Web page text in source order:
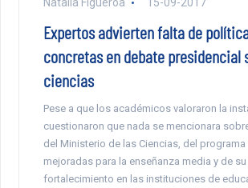
Expertos advierten falta de
concretas en debate presidencial
ciencias
Pese a que los académicos valoraron la
cuestionaron que nada se mencionara
del Ministerio de las Ciencias, del
mejoradas para la enseñanza media y de su
fortalecimiento en las instituciones de